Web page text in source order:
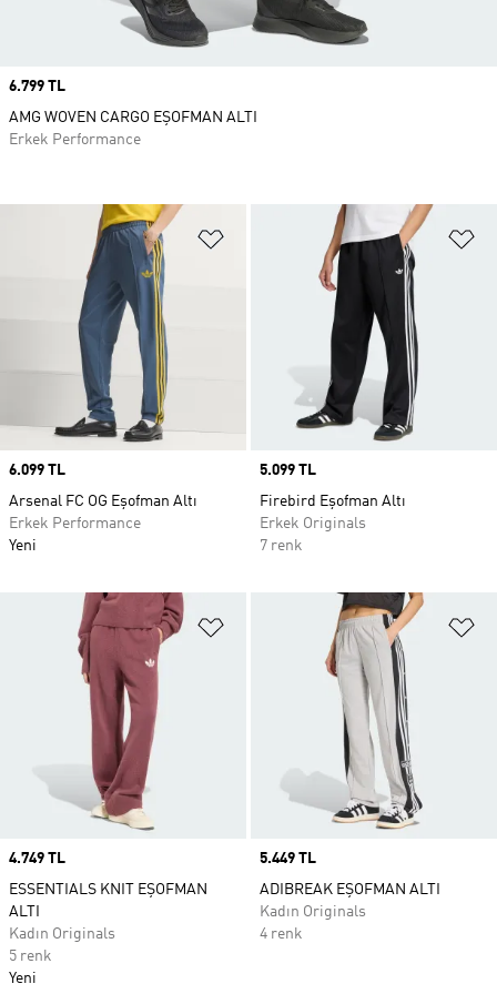
Favori Listesine Ekle
Price
6.099 TL
Arsenal FC OG Eşofman Altı
Erkek Performance
Yeni
Price
5.099 TL
Firebird Eşofman Altı
Erkek Originals
7 renk
Favori Listesine Ekle
Price
4.749 TL
ESSENTIALS KNIT EŞOFMAN
ALTI
Kadın Originals
5 renk
Yeni
Price
5.449 TL
ADIBREAK EŞOFMAN ALTI
Kadın Originals
4 renk
Price
6.799 TL
AMG WOVEN CARGO EŞOFMAN ALTI
Erkek Performance